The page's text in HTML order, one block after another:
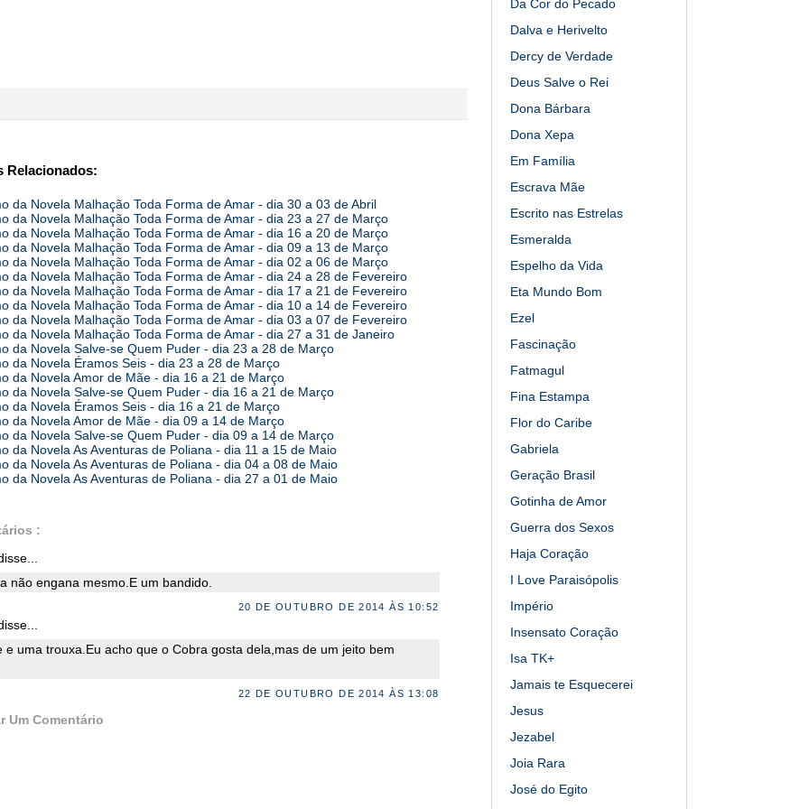
Relacionados:
da Novela Malhação Toda Forma de Amar - dia 30 a 03 de Abril
da Novela Malhação Toda Forma de Amar - dia 23 a 27 de Março
da Novela Malhação Toda Forma de Amar - dia 16 a 20 de Março
da Novela Malhação Toda Forma de Amar - dia 09 a 13 de Março
da Novela Malhação Toda Forma de Amar - dia 02 a 06 de Março
da Novela Malhação Toda Forma de Amar - dia 24 a 28 de Fevereiro
da Novela Malhação Toda Forma de Amar - dia 17 a 21 de Fevereiro
da Novela Malhação Toda Forma de Amar - dia 10 a 14 de Fevereiro
da Novela Malhação Toda Forma de Amar - dia 03 a 07 de Fevereiro
da Novela Malhação Toda Forma de Amar - dia 27 a 31 de Janeiro
da Novela Salve-se Quem Puder - dia 23 a 28 de Março
da Novela Éramos Seis - dia 23 a 28 de Março
da Novela Amor de Mãe - dia 16 a 21 de Março
da Novela Salve-se Quem Puder - dia 16 a 21 de Março
da Novela Éramos Seis - dia 16 a 21 de Março
da Novela Amor de Mãe - dia 09 a 14 de Março
da Novela Salve-se Quem Puder - dia 09 a 14 de Março
da Novela As Aventuras de Poliana - dia 11 a 15 de Maio
da Novela As Aventuras de Poliana - dia 04 a 08 de Maio
da Novela As Aventuras de Poliana - dia 27 a 01 de Maio
:
não engana mesmo.E um bandido.
20 DE OUTUBRO DE 2014 ÀS 10:52
e uma trouxa.Eu acho que o Cobra gosta dela,mas de um jeito bem
22 DE OUTUBRO DE 2014 ÀS 13:08
Um Comentário
Da Cor do Pecado
Dalva e Herivelto
Dercy de Verdade
Deus Salve o Rei
Dona Bárbara
Dona Xepa
Em Família
Escrava Mãe
Escrito nas Estrelas
Esmeralda
Espelho da Vida
Eta Mundo Bom
Ezel
Fascinação
Fatmagul
Fina Estampa
Flor do Caribe
Gabriela
Geração Brasil
Gotinha de Amor
Guerra dos Sexos
Haja Coração
I Love Paraisópolis
Império
Insensato Coração
Isa TK+
Jamais te Esquecerei
Jesus
Jezabel
Joia Rara
José do Egito